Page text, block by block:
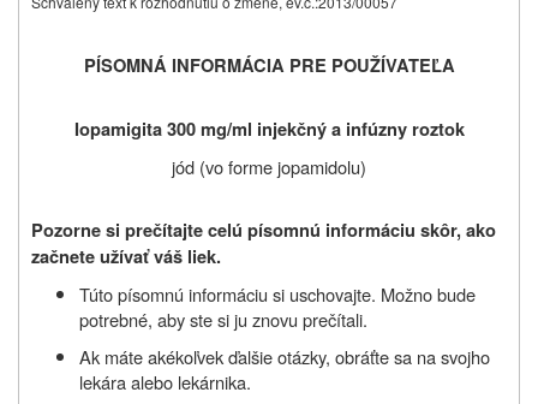
PÍSOMNÁ INFORMÁCIA PRE POUŽÍVATEĽA
Iopamigita 300 mg/ml injekčný a infúzny roztok
jód (vo forme jopamidolu)
Pozorne si prečítajte celú písomnú informáciu skôr, ako
začnete užívaťváš liek.
Túto písomnú informáciu si uschovajte. Možno bude
potrebné, aby ste si ju znovu prečítali.
Ak máte akékoľvek ďalšie otázky, obráťte sa na svojho
lekára alebo lekárnika.